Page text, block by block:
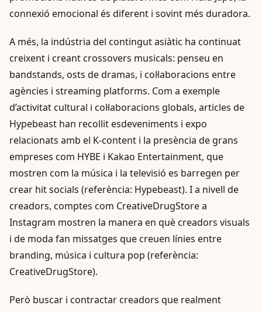
connexió emocional és diferent i sovint més duradora.
A més, la indústria del contingut asiàtic ha continuat
creixent i creant crossovers musicals: penseu en
bandstands, osts de dramas, i col·laboracions entre
agències i streaming platforms. Com a exemple
d’activitat cultural i col·laboracions globals, articles de
Hypebeast han recollit esdeveniments i expo
relacionats amb el K-content i la presència de grans
empreses com HYBE i Kakao Entertainment, que
mostren com la música i la televisió es barregen per
crear hit socials (referència: Hypebeast). I a nivell de
creadors, comptes com CreativeDrugStore a
Instagram mostren la manera en què creadors visuals
i de moda fan missatges que creuen línies entre
branding, música i cultura pop (referència:
CreativeDrugStore).
Però buscar i contractar creadors que realment